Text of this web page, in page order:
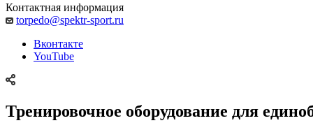
Контактная информация
torpedo@spektr-sport.ru
Вконтакте
YouTube
Тренировочное оборудование для